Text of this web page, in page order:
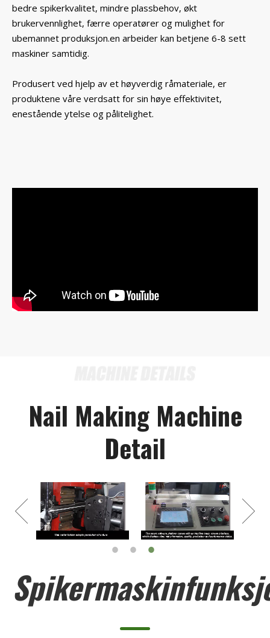
bedre spikerkvalitet, mindre plassbehov, økt
brukervennlighet, færre operatører og mulighet for
ubemannet produksjon.en arbeider kan betjene 6-8 sett
maskiner samtidig.
Produsert ved hjelp av et høyverdig råmateriale, er
produktene våre verdsatt for sin høye effektivitet,
enestående ytelse og pålitelighet.
Nail Making Machine
Detail